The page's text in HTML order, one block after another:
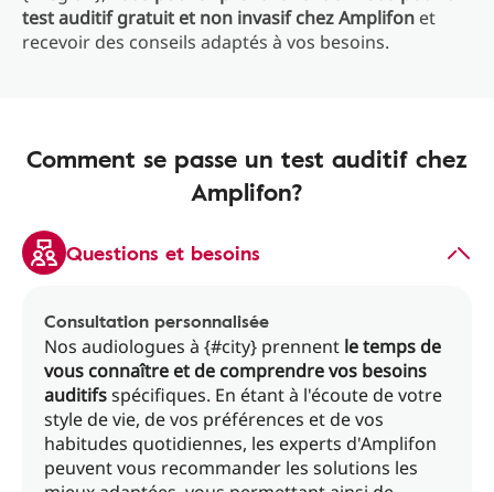
test auditif gratuit et non invasif chez Amplifon et
recevoir des conseils adaptés à vos besoins.
Comment se passe un test auditif chez
Amplifon?
Questions et besoins
Consultation personnalisée
Nos audiologues à {#city} prennent le temps de
vous connaître et de comprendre vos besoins
auditifsspécifiques. En étant à l'écoute de votre
style de vie, de vos préférences et de vos
habitudes quotidiennes, les experts d'Amplifon
peuvent vous recommander les solutions les